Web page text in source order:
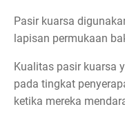
Pasir kuarsa
lapisan permukaan
Kualitas pasir kuarsa
pada tingkat
ketika mereka